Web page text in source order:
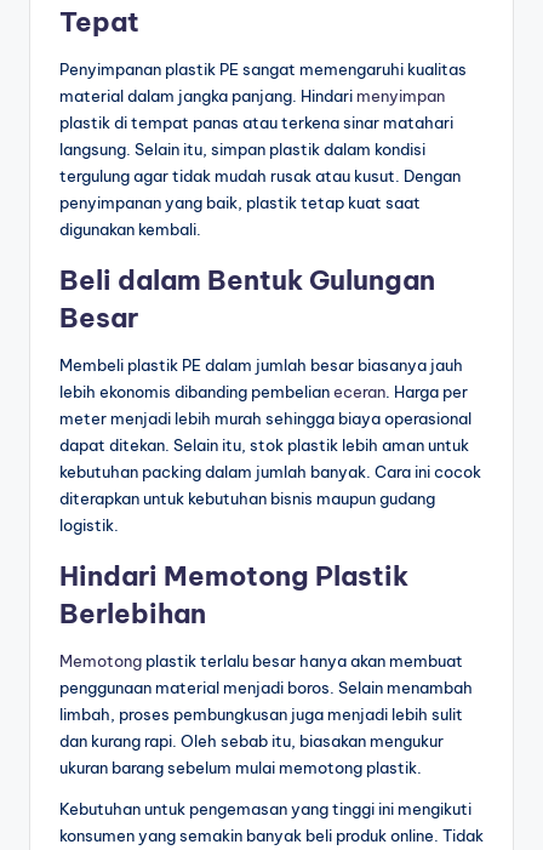
Tepat
Penyimpanan plastik PE sangat memengaruhi kualitas
material dalam jangka panjang. Hindari menyimpan
plastik di tempat panas atau terkena sinar matahari
langsung. Selain itu, simpan plastik dalam kondisi
tergulung agar tidak mudah rusak atau kusut. Dengan
penyimpanan yang baik, plastik tetap kuat saat
digunakan kembali.
Beli dalam Bentuk Gulungan
Besar
Membeli plastik PE dalam jumlah besar biasanya jauh
lebih ekonomis dibanding pembelianeceran . Harga per
meter menjadi lebih murah sehingga biaya operasional
dapat ditekan. Selain itu, stok plastik lebih aman untuk
kebutuhan packing dalam jumlah banyak. Cara ini cocok
diterapkan untuk kebutuhan bisnis maupun gudang
logistik.
Hindari Memotong Plastik
Berlebihan
Memotong plastik terlalu besar hanya akan membuat
penggunaan material menjadi boros. Selain menambah
limbah, proses pembungkusan juga menjadi lebih sulit
dan kurang rapi. Oleh sebab itu, biasakan mengukur
ukuran barang sebelum mulai memotong plastik.
Kebutuhan untuk pengemasan yang tinggi ini mengikuti
konsumen yang semakin banyak beli produk online. Tidak